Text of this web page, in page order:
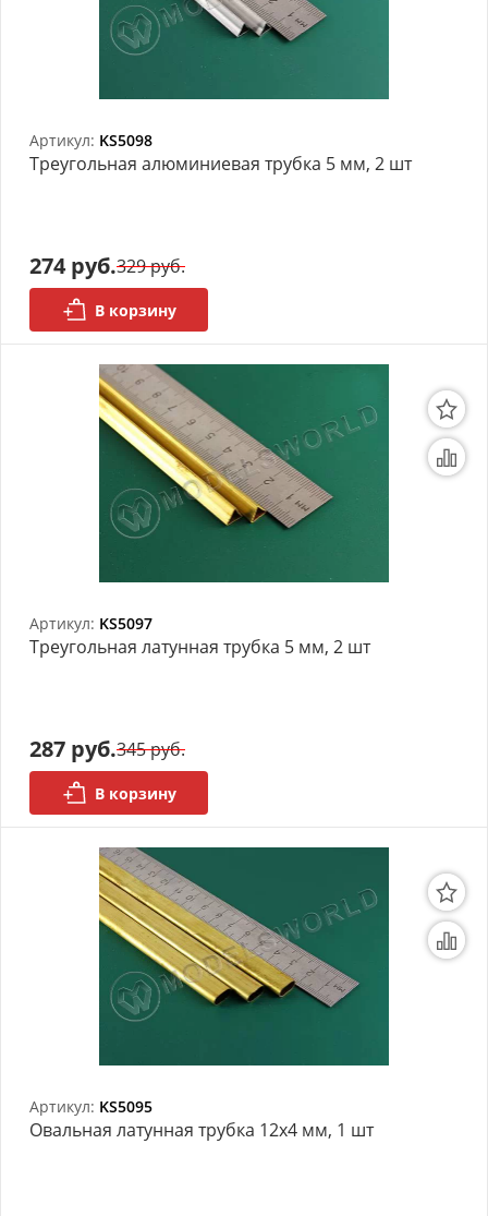
Артикул: KS5098
Треугольная алюминиевая трубка 5 мм, 2 шт
274 руб.329 руб.
В корзину
Артикул: KS5097
Треугольная латунная трубка 5 мм, 2 шт
287 руб.345 руб.
В корзину
Артикул: KS5095
Овальная латунная трубка 12х4 мм, 1 шт